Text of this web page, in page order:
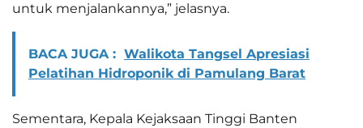
untuk menjalankannya,” jelasnya.
BACA JUGA : Walikota Tangsel Apresiasi
Pelatihan Hidroponik di Pamulang Barat
Sementara, Kepala Kejaksaan Tinggi Banten